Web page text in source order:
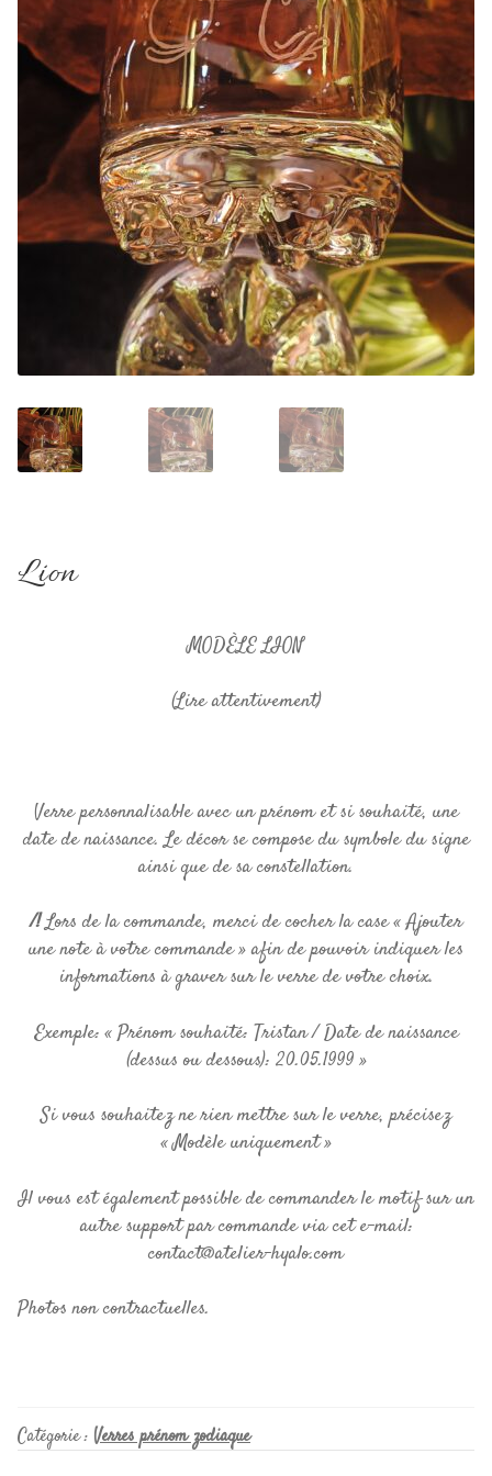
Lion
MODÈLE LION
(Lire attentivement)
Verre personnalisable avec un prénom et si souhaité, une
date de naissance. Le décor se compose du symbole du signe
ainsi que de sa constellation.
/!Lors de la commande, merci de cocher la case « Ajouter
une note à votre commande » afin de pouvoir indiquer les
informations à graver sur le verre de votre choix.
Exemple: « Prénom souhaité: Tristan / Date de naissance
(dessus ou dessous): 20.05.1999 »
Si vous souhaitez ne rien mettre sur le verre, précisez
« Modèle uniquement »
Il vous est également possible de commander le motif sur un
autre support par commande via cet e-mail:
contact@atelier-hyalo.com
Photos non contractuelles.
Catégorie : Verres prénom zodiaque